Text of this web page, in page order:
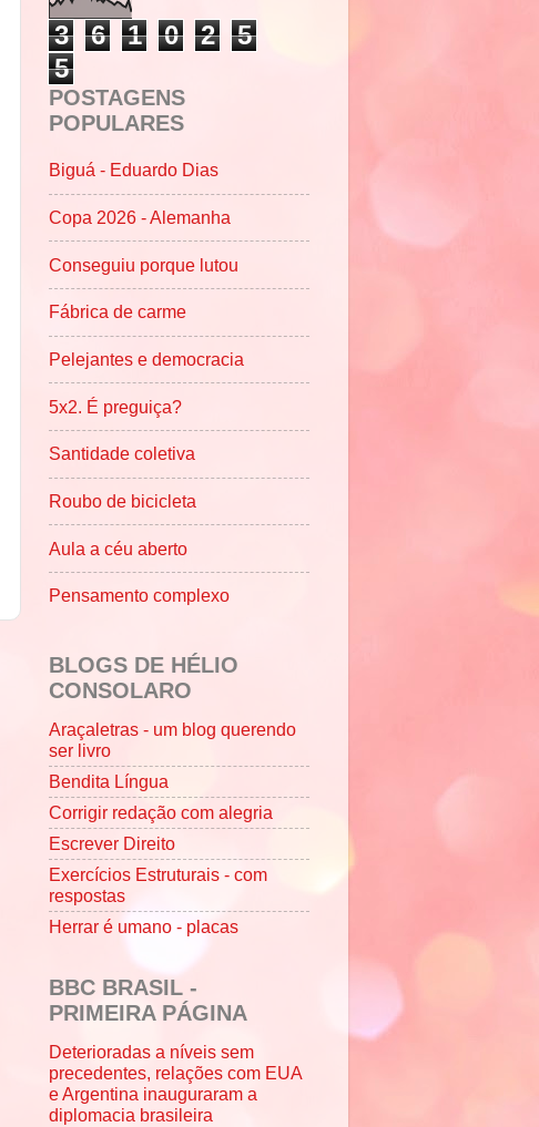
3 6 1 0 2
5
5
POSTAGENS
POPULARES
Biguá - Eduardo Dias
Copa 2026 - Alemanha
Conseguiu porque lutou
Fábrica de carme
Pelejantes e democracia
5x2. É preguiça?
Santidade coletiva
Roubo de bicicleta
Aula a céu aberto
Pensamento complexo
BLOGS DE HÉLIO
CONSOLARO
Araçaletras - um blog querendo
ser livro
Bendita Língua
Corrigir redação com alegria
Escrever Direito
Exercícios Estruturais - com
respostas
Herrar é umano - placas
BBC BRASIL -
PRIMEIRA PÁGINA
Deterioradas a níveis sem
precedentes, relações com EUA
e Argentina inauguraram a
diplomacia brasileira